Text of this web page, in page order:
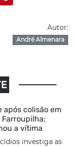
Autor:
André Almenara
após colisão em
a vítima
investiga as